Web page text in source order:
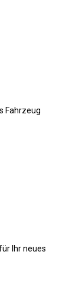
Fahrzeug
Ihr neues